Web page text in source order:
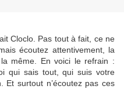
Cloclo. Pas tout à fait, ce ne
écoutez attentivement, la
même. En voici le refrain :
qui sais tout, qui suis votre
Et surtout n’écoutez pas ces